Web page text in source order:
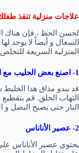
علاجات منزلية تنقذ
لحسن الحظ ، فإن هناك
السعال و أيضاً لا يوجد
المنزلية السريعة
1- اصنع بعض الحليب مع الثوم و البصل
قد يبدو مذاق هذا
النار حتى يصبح البصل
2- عصير الأناناس
يحتوي عصير الأناناس